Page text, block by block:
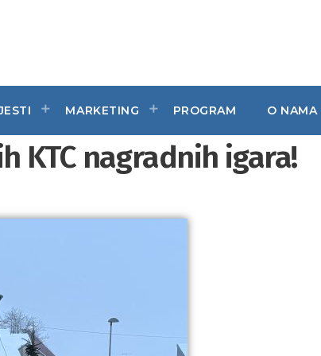
MARKETING PROGRAM O NAMA
KTC nagradnih igara!